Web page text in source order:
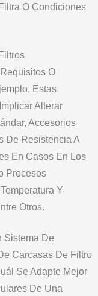
O Condiciones
O
Estas
Alterar
Accesorios
De Resistencia A
En Casos En Los
Procesos
Y
Otros.
Sistema De
Carcasas De Filtro
Se Adapte Mejor
De Una